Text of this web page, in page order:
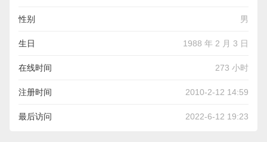
性别 男
生日 1988 年 2 月 3 日
在线时间 273 小时
注册时间 2010-2-12 14:59
最后访问 2022-6-12 19:23